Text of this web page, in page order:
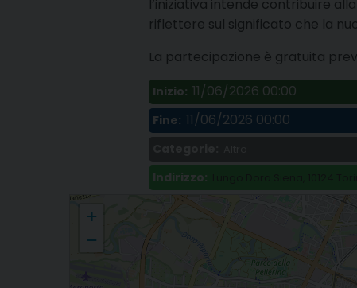
l’iniziativa intende contribuire
riflettere sul significato che la
La partecipazione è gratuita
Inizio: 11/06/2026 00:00
Fine: 11/06/2026 00:00
Indirizzo:
«Siria, quale transizione?», all’Università di Torino due giornate
+
−